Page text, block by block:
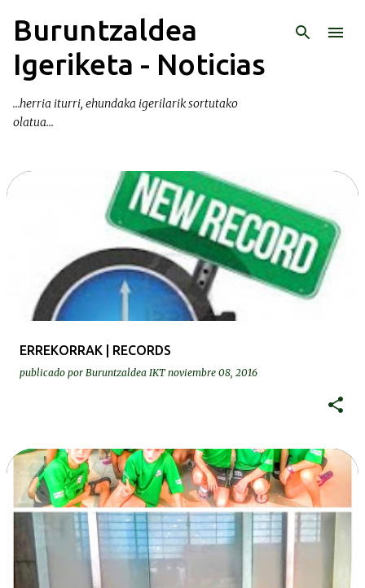
Ir al contenido principal
Buruntzaldea
Igeriketa - Noticias
...herria iturri, ehundaka igerilarik sortutako
olatua...
E
ERREKORRAK | RECORDS
publicado por Buruntzaldea IKT noviembre 08, 2016